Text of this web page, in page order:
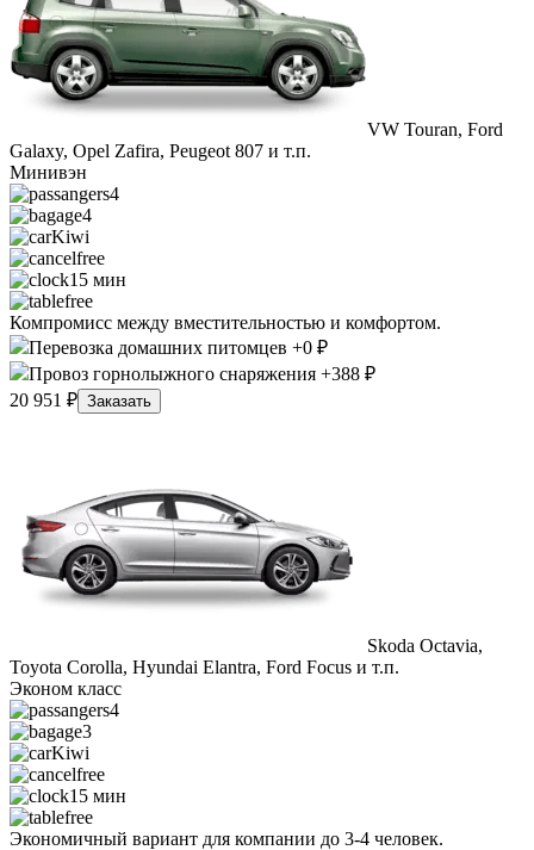
VW Touran, Ford
Galaxy, Opel Zafira, Peugeot 807 и т.п.
Минивэн
4
4
Kiwi
free
15 мин
free
Компромисс между вместительностью и комфортом.
Перевозка домашних питомцев +0 ₽
Провоз горнолыжного снаряжения +388 ₽
20 951 ₽ Заказать
Skoda Octavia,
Toyota Corolla, Hyundai Elantra, Ford Focus и т.п.
Эконом класс
4
3
Kiwi
free
15 мин
free
Экономичный вариант для компании до 3-4 человек.